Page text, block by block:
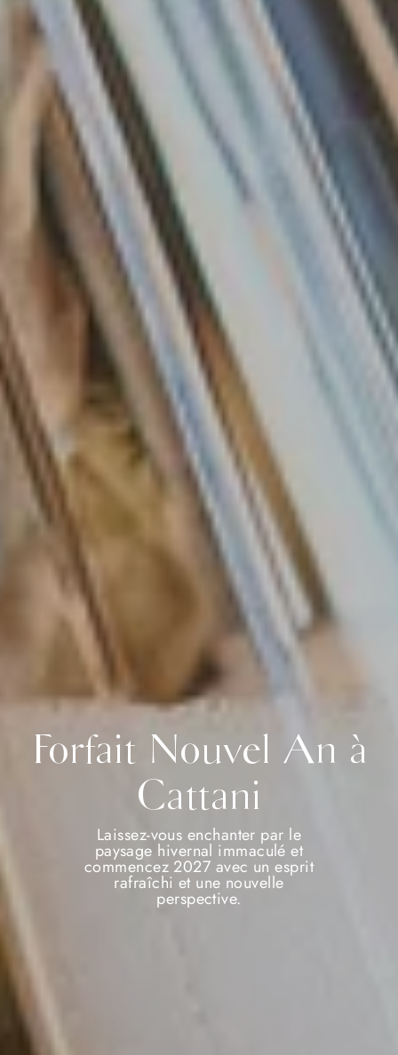
Forfait Nouvel An à
Cattani
Laissez-vous enchanter par le
paysage hivernal immaculé et
commencez 2027 avec un esprit
rafraîchi et une nouvelle
perspective.